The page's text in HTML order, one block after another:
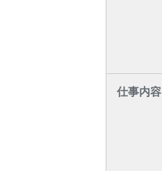
仕事内容